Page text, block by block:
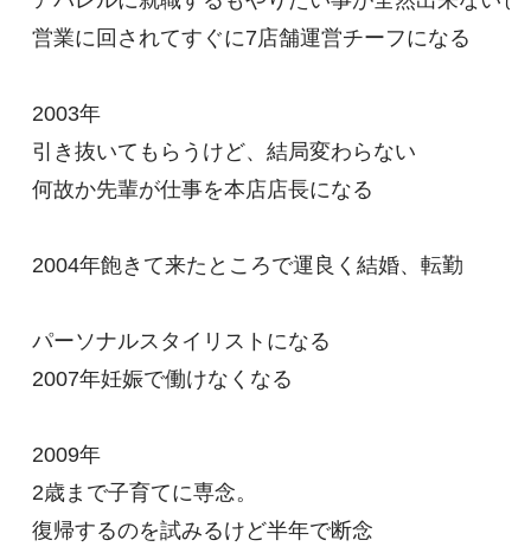
営業に回されてすぐに7店舗運営チーフになる
2003年
引き抜いてもらうけど、結局変わらない
何故か先輩が仕事を本店店長になる
2004年飽きて来たところで運良く結婚、転勤
パーソナルスタイリストになる
2007年妊娠で働けなくなる
2009年
2歳まで子育てに専念。
復帰するのを試みるけど半年で断念